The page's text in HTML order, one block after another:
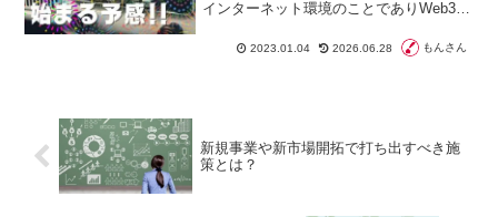
インターネット環境のことでありWeb3
で取り入れられた概念です。分散型のフ
レームワークが基盤になり、個人と個人
2023.01.04 2026.06.28 もんさん
新規事業や新市場開拓で打ち出すべき施
策とは？